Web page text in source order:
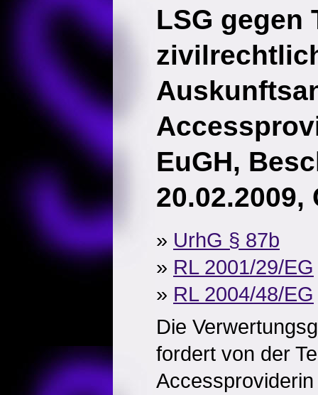
LSG gegen
EuGH,
20.02.2009,
» UrhG § 87b
» RL 2001/29/EG
» RL 2004/48/EG
Die
fordert von der